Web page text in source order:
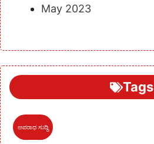
May 2023
Tags
ಅಪರಾಧ ಸುದ್ದಿ